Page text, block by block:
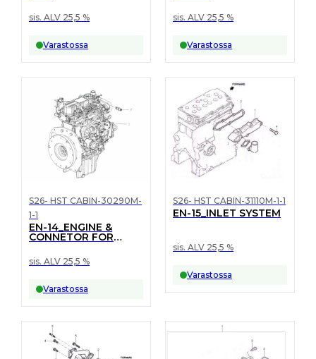
sis. ALV 25,5 %
Varastossa
sis. ALV 25,5 %
Varastossa
S26- HST CABIN-30290M-
1-1
EN-14_ENGINE &
CONNETOR FOR
sis. ALV 25,5 %
Varastossa
S26- HST CABIN-31110M-1-1
EN-15_INLET SYSTEM
sis. ALV 25,5 %
Varastossa